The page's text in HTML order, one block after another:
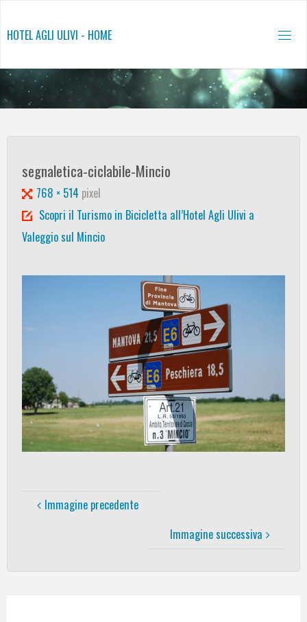
contenuto
HOTEL AGLI ULIVI - HOME
segnaletica-ciclabile-Mincio
Tutta
larghezza
768 × 514 pixel
Scopri il Turismo in Bicicletta all’Hotel Agli Ulivi a
Valeggio sul Mincio
Immagine precedente
Immagine successiva